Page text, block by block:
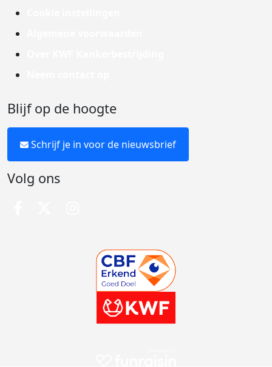
Blijf op de hoogte
Schrijf je in voor de nieuwsbrief
Volg ons